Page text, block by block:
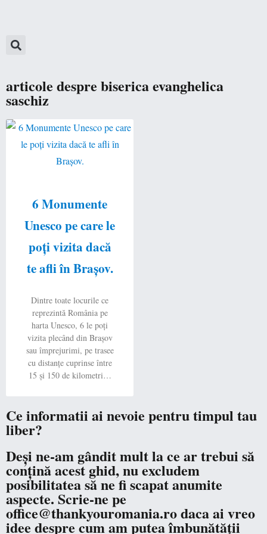
articole despre biserica evanghelica
saschiz
6 Monumente
Unesco pe care le
poți vizita dacă
te afli în Brașov.
Dintre toate locurile ce
reprezintă România pe
harta Unesco, 6 le poți
vizita plecând din Brașov
sau împrejurimi, pe trasee
cu distanțe cuprinse între
15 și 150 de kilometri…
Ce informatii ai nevoie pentru timpul tau
liber?
Deși ne-am gândit mult la ce ar trebui să
conțină acest ghid, nu excludem
posibilitatea să ne fi scapat anumite
aspecte. Scrie-ne pe
office@thankyouromania.ro daca ai vreo
idee despre cum am putea îmbunătății